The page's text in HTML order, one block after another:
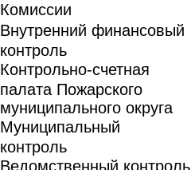
Комиссии
Внутренний финансовый
контроль
Контрольно-счетная
палата Пожарского
муниципального округа
Муниципальный
контроль
Ведомственный контроль